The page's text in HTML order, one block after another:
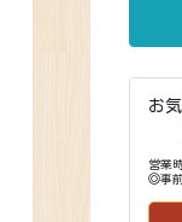
お
営業
◎事